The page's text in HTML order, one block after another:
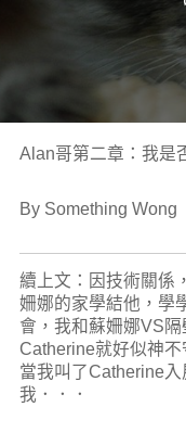
Alan哥第二章：我是
By Something Wong
續上文：因技術關係
姍娜的家學結他，學
會，我和蘇姍娜VS
Catherine就好似神不
當我叫了Catherine
我．．．